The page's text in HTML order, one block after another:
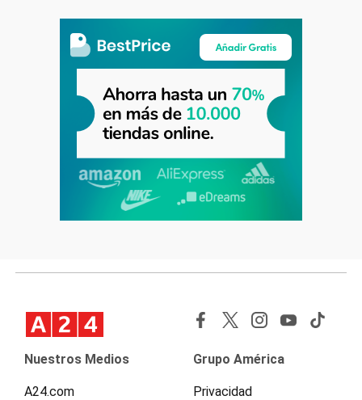
Nuestros Medios
A24.com
Grupo América
Privacidad